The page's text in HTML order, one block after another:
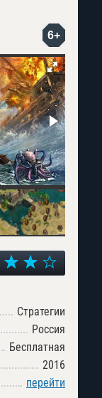
6+
Стратегии
Россия
Бесплатная
2016
перейти